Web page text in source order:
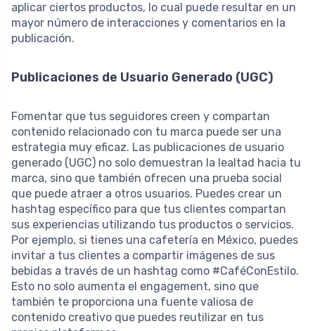
aplicar ciertos productos, lo cual puede resultar en un
mayor número de interacciones y comentarios en la
publicación.
Publicaciones de Usuario Generado (UGC)
Fomentar que tus seguidores creen y compartan
contenido relacionado con tu marca puede ser una
estrategia muy eficaz. Las publicaciones de usuario
generado (UGC) no solo demuestran la lealtad hacia tu
marca, sino que también ofrecen una prueba social
que puede atraer a otros usuarios. Puedes crear un
hashtag específico para que tus clientes compartan
sus experiencias utilizando tus productos o servicios.
Por ejemplo, si tienes una cafetería en México, puedes
invitar a tus clientes a compartir imágenes de sus
bebidas a través de un hashtag como #CaféConEstilo.
Esto no solo aumenta el engagement, sino que
también te proporciona una fuente valiosa de
contenido creativo que puedes reutilizar en tus